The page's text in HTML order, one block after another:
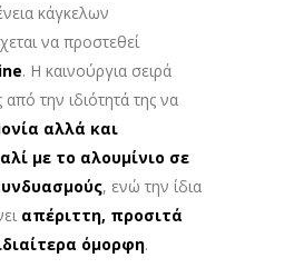
κάγκελων
να προστεθεί
. Η καινούργια σειρά
την ιδιότητά της να
αλλά και
με το αλουμίνιο σε
, ενώ την ίδια
απέριττη, προσιτά
όμορφη.